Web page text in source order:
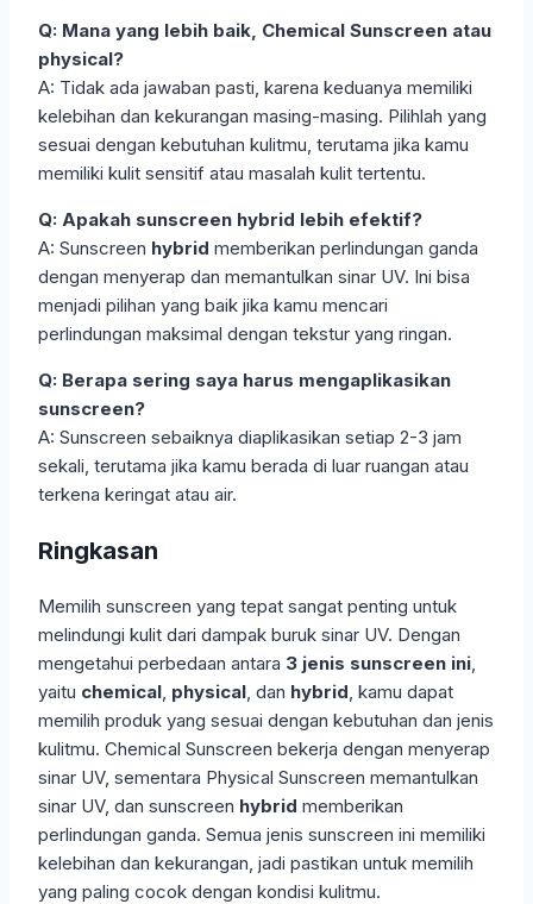
Q: Mana yang lebih baik, Chemical Sunscreen atau
physical?
A: Tidak ada jawaban pasti, karena keduanya memiliki
kelebihan dan kekurangan masing-masing. Pilihlah yang
sesuai dengan kebutuhan kulitmu, terutama jika kamu
memiliki kulit sensitif atau masalah kulit tertentu.
Q: Apakah sunscreen hybrid lebih efektif?
A: Sunscreen hybrid memberikan perlindungan ganda
dengan menyerap dan memantulkan sinar UV. Ini bisa
menjadi pilihan yang baik jika kamu mencari
perlindungan maksimal dengan tekstur yang ringan.
Q: Berapa sering saya harus mengaplikasikan
sunscreen?
A: Sunscreen sebaiknya diaplikasikan setiap 2-3 jam
sekali, terutama jika kamu berada di luar ruangan atau
terkena keringat atau air.
Ringkasan
Memilih sunscreen yang tepat sangat penting untuk
melindungi kulit dari dampak buruk sinar UV. Dengan
mengetahui perbedaan antara 3 jenis sunscreen ini,
yaitu chemical, physical, dan hybrid, kamu dapat
memilih produk yang sesuai dengan kebutuhan dan jenis
kulitmu. Chemical Sunscreen bekerja dengan menyerap
sinar UV, sementara Physical Sunscreen memantulkan
sinar UV, dan sunscreen hybrid memberikan
perlindungan ganda. Semua jenis sunscreen ini memiliki
kelebihan dan kekurangan, jadi pastikan untuk memilih
yang paling cocok dengan kondisi kulitmu.